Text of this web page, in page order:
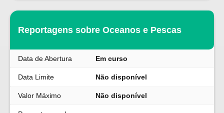
Reportagens sobre Oceanos e Pescas
Data de Abertura Em curso
Data Limite Não disponível
Valor Máximo Não disponível